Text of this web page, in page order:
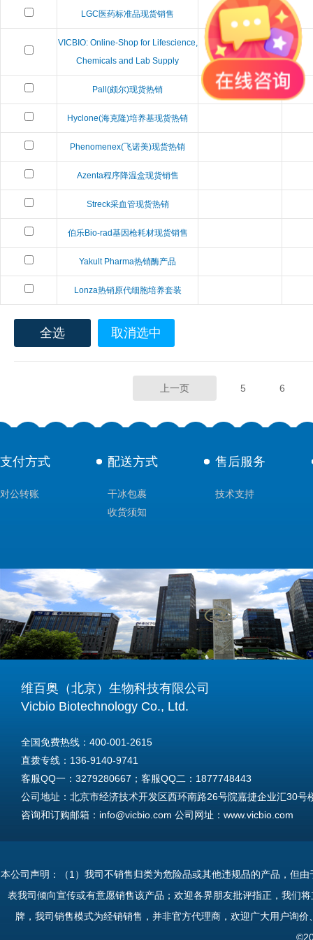
LGC医药标准品现货销售
VICBIO: Online-Shop for Lifescience,
Chemicals and Lab Supply
Pall(颇尔)现货热销
Hyclone(海克隆)培养基现货热销
Phenomenex(飞诺美)现货热销
Azenta程序降温盒现货销售
Streck采血管现货热销
伯乐Bio-rad基因枪耗材现货销售
Yakult Pharma热销酶产品
Lonza热销原代细胞培养套装
全选 取消选中
上一页 5 6
支付方式
对公转账
配送方式
干冰包裹
收货须知
售后服务
技术支持
维百奥（北京）生物科技有限公司
Vicbio Biotechnology Co., Ltd.
全国免费热线：400-001-2615
直拨专线：136-9140-9741
客服QQ一：3279280667；客服QQ二：1877748443
公司地址：北京市经济技术开发区西环南路26号院嘉捷企业汇30号
咨询和订购邮箱：info@vicbio.com 公司网址：www.vicbio.com
Tel: +86-13691409741
Address: Room 603, Floor 6, Building 30A, No.26, Xihuannan
本公司声明：（1）我司不销售归类为危险品或其他违规品的产品，但
表我司倾向宣传或有意愿销售该产品；欢迎各界朋友批评指正，我们
牌，我司销售模式为经销销售，并非官方代理商，欢迎广大用户询